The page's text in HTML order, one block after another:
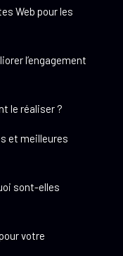
Web pour les
l’engagement
le réaliser ?
et meilleures
sont-elles
votre